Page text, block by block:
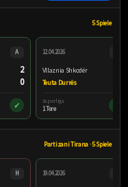
5 Spiele
A
2
0
✓
12.04.2026
Vllaznia Shkodër
Teuta Durrës
Superliga
1 Tore
Partizani Tirana · 5 Spiele
H 19.04.2026